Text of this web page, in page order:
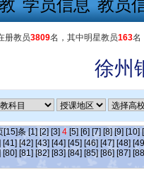
学员信息 教员
册教员3809名，其中明星教员163名
徐州
[15]条 [1] [2] [3] 4 [5] [6] [7] [8] [9] [10]
[41] [42] [43] [44] [45] [46] [47] [48]
[80] [81] [82] [83] [84] [85] [86] [87]